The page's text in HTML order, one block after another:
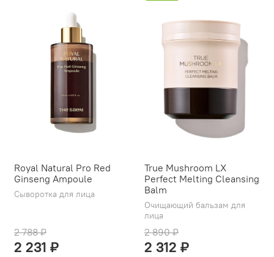
Royal Natural Pro Red
Ginseng Ampoule
Сыворотка для лица
2 788 ₽
2 231 ₽
True Mushroom LX
Perfect Melting Cleansing
Balm
Очищающий бальзам для
лица
2 890 ₽
2 312 ₽